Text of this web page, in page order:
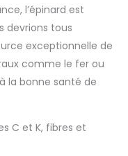
l’épinard est
devrions tous
exceptionnelle de
comme le fer ou
la bonne santé de
C et K, fibres et